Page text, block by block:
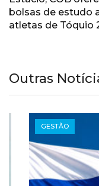
bolsas de estudo
atletas de Tóquio
Outras
GESTÃO